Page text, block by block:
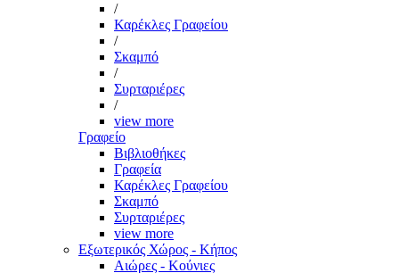
/
Καρέκλες Γραφείου
/
Σκαμπό
/
Συρταριέρες
/
view more
Γραφείο
Βιβλιοθήκες
Γραφεία
Καρέκλες Γραφείου
Σκαμπό
Συρταριέρες
view more
Εξωτερικός Χώρος - Κήπος
Αιώρες - Κούνιες